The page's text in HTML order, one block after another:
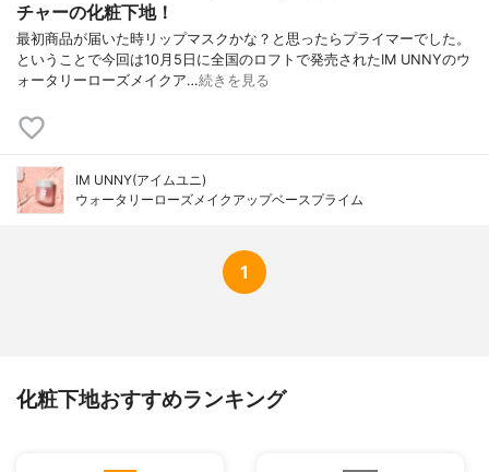
チャーの化粧下地！
最初商品が届いた時リップマスクかな？と思ったらプライマーでした。
ということで今回は10月5日に全国のロフトで発売されたIM UNNYのウ
ォータリーローズメイクア…続きを見る
IM UNNY(アイムユニ)
ウォータリーローズメイクアップベースプライム
1
化粧下地おすすめランキング